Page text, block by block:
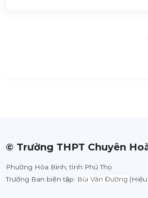
© Trường THPT Chuyên
Phường Hòa Bình, tỉnh Phú Thọ
Trưởng Ban biên tập: Bùi Văn Đường